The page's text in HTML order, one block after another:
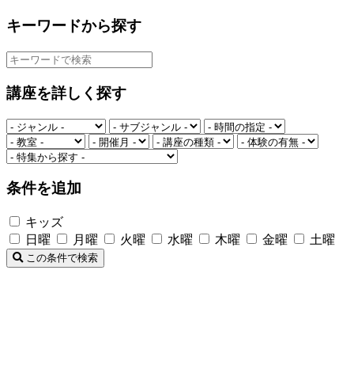
キーワードから探す
講座を詳しく探す
条件を追加
キッズ
日曜
月曜 火曜 水曜 木曜 金曜 土曜
この条件で検索